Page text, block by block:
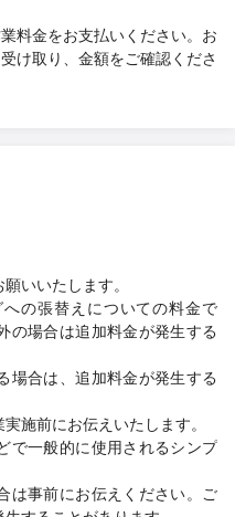
料金をお支払いください。お
け取り、金額をご確認くださ
いいたします。
の張替えについての料金で
の場合は追加料金が発生する
場合は、追加料金が発生する
施前にお伝えいたします。
で一般的に使用されるシンプ
は事前にお伝えください。ご